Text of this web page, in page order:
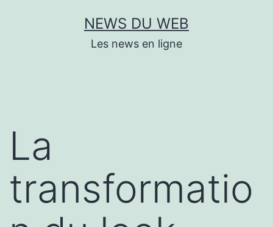
NEWS DU WEB
Les news en ligne
La
transformatio